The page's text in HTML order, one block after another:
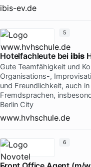
ibis-ev.de
Hotelfachleute bei ibis
Gute Teamfähigkeit und
Organisations-,
und Freundlichkeit, auch
Fremdsprachen,
Berlin City
www.hvhschule.de
5
6